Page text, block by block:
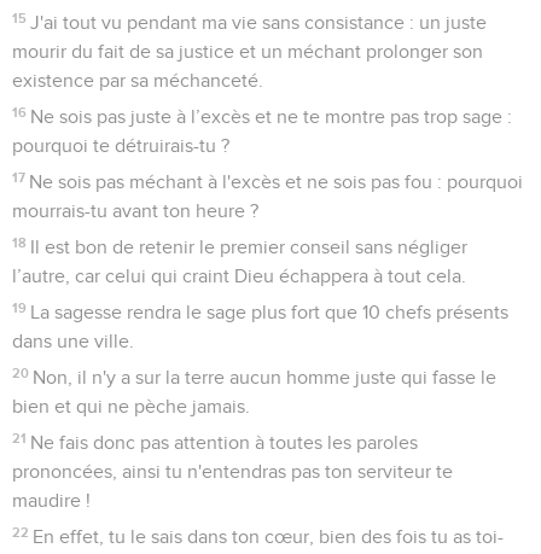
15 J'ai tout vu pendant ma vie sans consistance : un juste
mourir du fait de sa justice et un méchant prolonger son
existence par sa méchanceté.
16 Ne sois pas juste à l’excès et ne te montre pas trop sage :
pourquoi te détruirais-tu ?
17 Ne sois pas méchant à l'excès et ne sois pas fou : pourquoi
mourrais-tu avant ton heure ?
18 Il est bon de retenir le premier conseil sans négliger
l’autre, car celui qui craint Dieu échappera à tout cela.
19 La sagesse rendra le sage plus fort que 10 chefs présents
dans une ville.
20 Non, il n'y a sur la terre aucun homme juste qui fasse le
bien et qui ne pèche jamais.
21 Ne fais donc pas attention à toutes les paroles
prononcées, ainsi tu n'entendras pas ton serviteur te
maudire !
22 En effet, tu le sais dans ton cœur, bien des fois tu as toi-